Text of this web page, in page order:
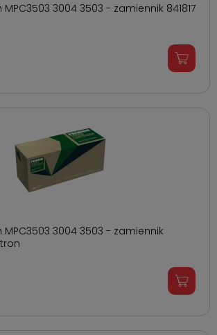
3004 3503 - zamiennik 841817
MPC3503 3004 3503 - zamiennik